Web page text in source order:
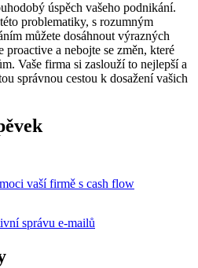
úspěch vašeho podnikání.
problematiky, s rozumným
můžete dosáhnout výrazných
a nebojte se změn, které
Vaše firma si zaslouží to nejlepší a
správnou cestou k dosažení vašich
vaší firmě s cash flow
správu e-mailů